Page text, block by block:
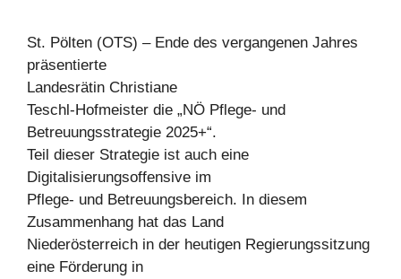
St. Pölten (OTS) – Ende des vergangenen Jahres
präsentierte
Landesrätin Christiane
Teschl-Hofmeister die „NÖ Pflege- und
Betreuungsstrategie 2025+“.
Teil dieser Strategie ist auch eine
Digitalisierungsoffensive im
Pflege- und Betreuungsbereich. In diesem
Zusammenhang hat das Land
Niederösterreich in der heutigen Regierungssitzung
eine Förderung in